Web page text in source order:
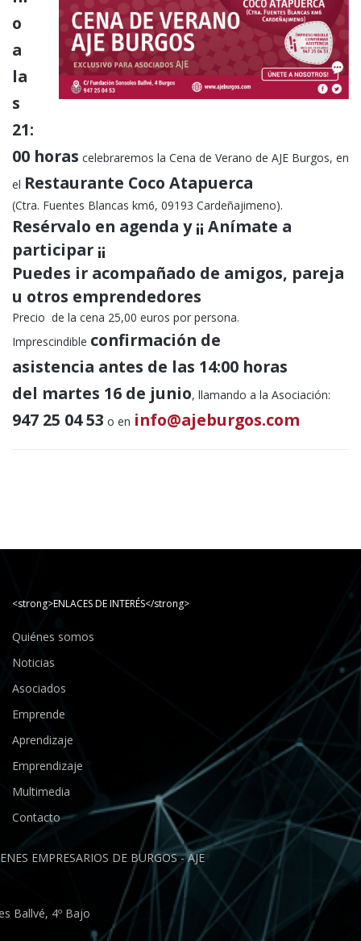
o
a
la
s
21:
00 horas celebraremos la Cena de Verano de AJE Burgos, en
el Restaurante Coco Atapuerca
(Ctra. Fuentes Blancas km6, 09193 Cardeñajimeno).
Resérvalo en agenda y ¡¡ Anímate a
participar ¡¡
Puedes ir acompañado de amigos, pareja
u otros emprendedores
Precio de la cena 25,00 euros por persona.
Imprescindible confirmación de
asistencia antes de las 14:00 horas
del martes 16 de junio, llamando a la Asociación:
947 25 04 53 o en info@ajeburgos.com
<strong>ENLACES DE INTERÉS</strong>
Quiénes somos
Noticias
Asociados
Emprende
Aprendizaje
Emprendizaje
Multimedia
Contacto
EMPRESARIOS DE BURGOS - AJE
Ballvé, 4º Bajo